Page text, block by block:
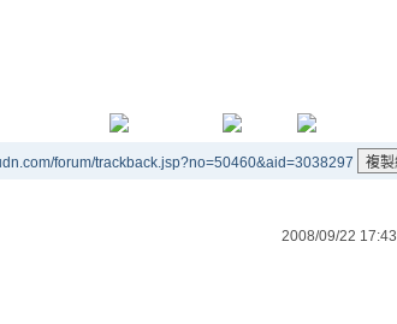
forum/trackback.jsp?no=50460&aid=3038297
2008/09/22 17:43